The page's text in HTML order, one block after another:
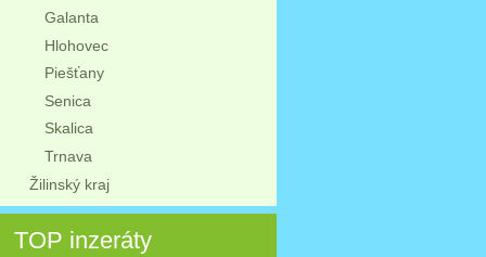
Galanta
Hlohovec
Piešťany
Senica
Skalica
Trnava
Žilinský kraj
TOP inzeráty